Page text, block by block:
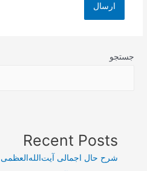
جستجو
Recent Posts
شرح حال اجمالی